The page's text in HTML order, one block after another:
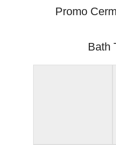
Promo
Bath